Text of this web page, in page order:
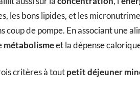
les bons lipides, et les
coup de pompe. En associant une
métabolismeet la dépense
critères à toutpetit déjeuner